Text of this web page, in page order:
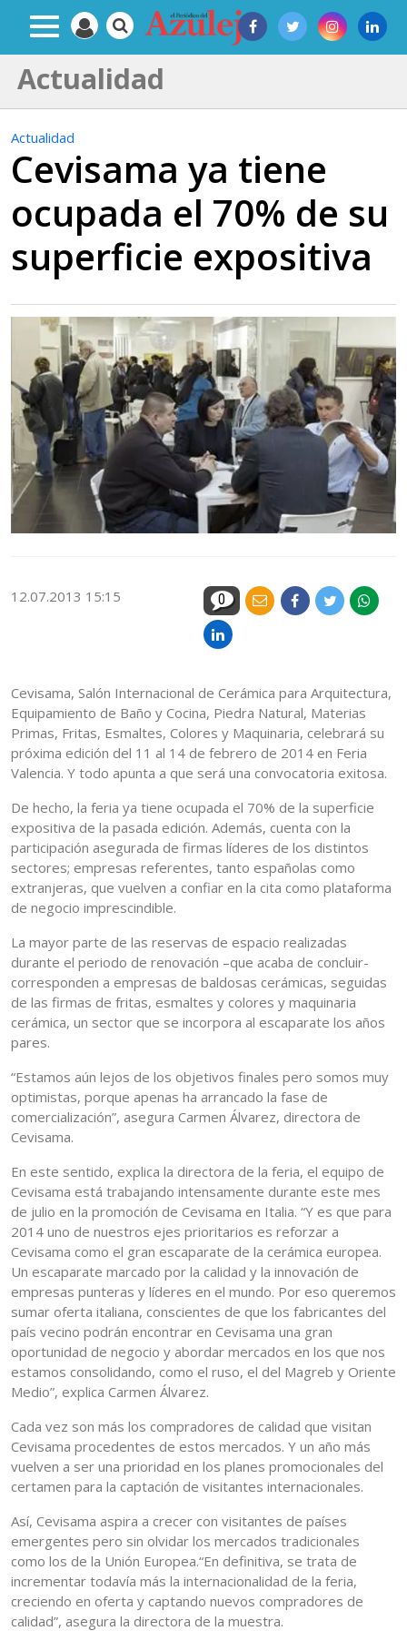
Actualidad
Actualidad
Cevisama ya tiene
ocupada el 70% de su
superficie expositiva
12.07.2013 15:15 0
Cevisama, Salón Internacional de Cerámica para Arquitectura,
Equipamiento de Baño y Cocina, Piedra Natural, Materias
Primas, Fritas, Esmaltes, Colores y Maquinaria, celebrará su
próxima edición del 11 al 14 de febrero de 2014 en Feria
Valencia. Y todo apunta a que será una convocatoria exitosa.
De hecho, la feria ya tiene ocupada el 70% de la superficie
expositiva de la pasada edición. Además, cuenta con la
participación asegurada de firmas líderes de los distintos
sectores; empresas referentes, tanto españolas como
extranjeras, que vuelven a confiar en la cita como plataforma
de negocio imprescindible.
La mayor parte de las reservas de espacio realizadas
durante el periodo de renovación –que acaba de concluir-
corresponden a empresas de baldosas cerámicas, seguidas
de las firmas de fritas, esmaltes y colores y maquinaria
cerámica, un sector que se incorpora al escaparate los años
pares.
“Estamos aún lejos de los objetivos finales pero somos muy
optimistas, porque apenas ha arrancado la fase de
comercialización”, asegura Carmen Álvarez, directora de
Cevisama.
En este sentido, explica la directora de la feria, el equipo de
Cevisama está trabajando intensamente durante este mes
de julio en la promoción de Cevisama en Italia. “Y es que para
2014 uno de nuestros ejes prioritarios es reforzar a
Cevisama como el gran escaparate de la cerámica europea.
Un escaparate marcado por la calidad y la innovación de
empresas punteras y líderes en el mundo. Por eso queremos
sumar oferta italiana, conscientes de que los fabricantes del
país vecino podrán encontrar en Cevisama una gran
oportunidad de negocio y abordar mercados en los que nos
estamos consolidando, como el ruso, el del Magreb y Oriente
Medio”, explica Carmen Álvarez.
Cada vez son más los compradores de calidad que visitan
Cevisama procedentes de estos mercados. Y un año más
vuelven a ser una prioridad en los planes promocionales del
certamen para la captación de visitantes internacionales.
Así, Cevisama aspira a crecer con visitantes de países
emergentes pero sin olvidar los mercados tradicionales
como los de la Unión Europea.“En definitiva, se trata de
incrementar todavía más la internacionalidad de la feria,
creciendo en oferta y captando nuevos compradores de
calidad”, asegura la directora de la muestra.